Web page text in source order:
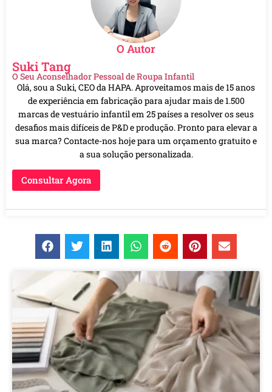
O Autor
Suki Tang
O Seu Aconselhador Pessoal de Roupa Infantil
Olá, sou a Suki, CEO da HAPA. Aproveitamos mais de 15 anos
de experiência em fabricação para ajudar mais de 1.500
marcas de vestuário infantil em 25 países a resolver os seus
desafios mais difíceis de P&D e produção. Pronto para elevar a
sua marca? Contacte-nos hoje para um orçamento gratuito e
a sua solução personalizada.
Consultar Agora